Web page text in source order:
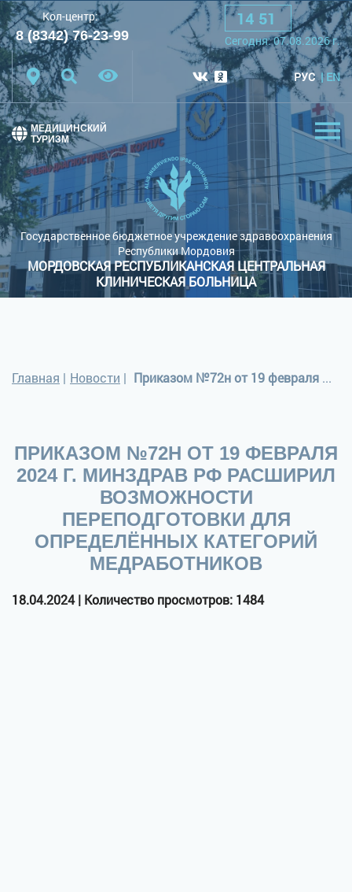
Шрифт: A A A
Цветовая схема: Черная схема
Обычный сайт
Кол-центр:
8 (8342) 76-23-99
14 51
Сегодня:07.08.2026г.
РУС EN
Государственное бюджетное учреждение здравоохранения
Республики Мордовия
МОРДОВСКАЯ РЕСПУБЛИКАНСКАЯ ЦЕНТРАЛЬНАЯ
КЛИНИЧЕСКАЯ БОЛЬНИЦА
МЕДИЦИНСКИЙ
ТУРИЗМ
Главная | Новости | Приказом №72н от 19 февраля 2024 г. Минздрав РФ расширил возможности переподготовки для определённых категорий медработников
ПРИКАЗОМ №72Н ОТ 19 ФЕВРАЛЯ
2024 Г. МИНЗДРАВ РФ РАСШИРИЛ
ВОЗМОЖНОСТИ
ПЕРЕПОДГОТОВКИ ДЛЯ
ОПРЕДЕЛЁННЫХ КАТЕГОРИЙ
МЕДРАБОТНИКОВ
18.04.2024 | Количество просмотров: 1484